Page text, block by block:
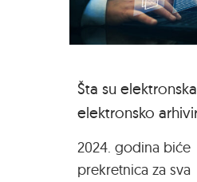
Šta su
elektronsko
2024. godina biće
prekretnica za sva